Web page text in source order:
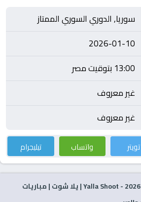
سوريا, الدوري السوري الممتاز
2026-01-10
13:00 بتوقيت مصر
غير معروف
غير معروف
تويتر واتساب تيليجرام
2026
- Yalla Shoot | يلا شوت | مباريات